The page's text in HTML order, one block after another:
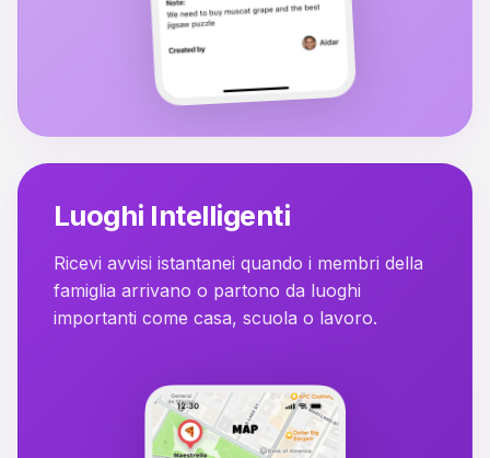
Luoghi Intelligenti
Ricevi avvisi istantanei quando i membri della
famiglia arrivano o partono da luoghi
importanti come casa, scuola o lavoro.